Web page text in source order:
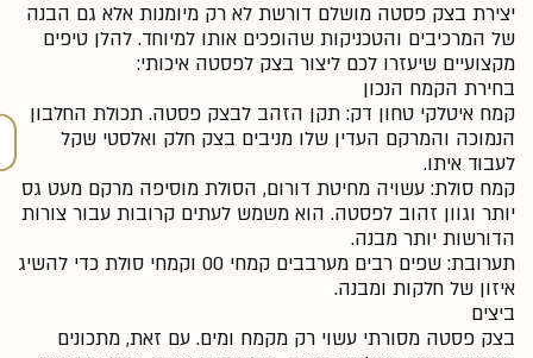
יצירת בצק פסטה מושלם דורשת לא רק מיומנות אלא גם הבנה
של המרכיבים והטכניקות שהופכים אותו למיוחד. להלן טיפים
מקצועיים שיעזרו לכם ליצור בצק לפסטה איכותי:
בחירת הקמח הנכון
קמח איטלקי טחון דק: תקן הזהב לבצק פסטה. תכולת החלבון
הנמוכה והמרקם העדין שלו מניבים בצק חלק ואלסטי שקל
לעבוד איתו.
קמח סולת: עשויה מחיטת דורום, הסולת מוסיפה מרקם מעט גס
יותר וגוון זהוב לפסטה. הוא משמש לעתים קרובות עבור צורות
הדורשות יותר מבנה.
תערובת: שפים רבים מערבבים קמחי 00 וקמחי סולת כדי להשיג
איזון של חלקות ומבנה.
ביצים
בצק פסטה מסורתי עשוי רק מקמח ומים. עם זאת, מתכונים